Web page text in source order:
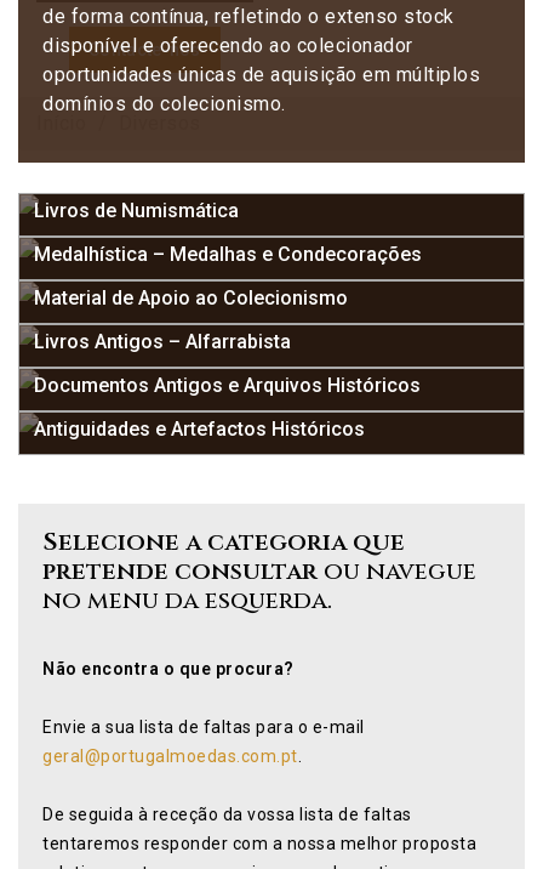
Contacte-nos
de forma contínua, refletindo o extenso stock
disponível e oferecendo ao colecionador
oportunidades únicas de aquisição em múltiplos
domínios do colecionismo.
Livros de Numismática
Medalhística – Medalhas e Condecorações
Material de Apoio ao Colecionismo
Livros Antigos – Alfarrabista
Documentos Antigos e Arquivos Históricos
Antiguidades e Artefactos Históricos
Selecione a categoria que
pretende consultarou navegue
no menu da esquerda.
Não encontra o que procura?
Envie a sua lista de faltas para o e-mail
geral@portugalmoedas.com.pt
De seguida à receção da vossa lista de faltas
tentaremos responder com a nossa melhor proposta